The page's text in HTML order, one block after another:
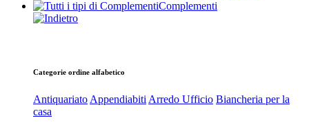
Complementi
Categorie ordine alfabetico
Antiquariato Appendiabiti Arredo Ufficio Biancheria per la
casa